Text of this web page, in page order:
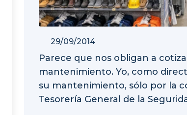
29/09/2014
Parece que nos obligan a
mantenimiento. Yo, como
su mantenimiento, sólo por la
Tesorería General de la